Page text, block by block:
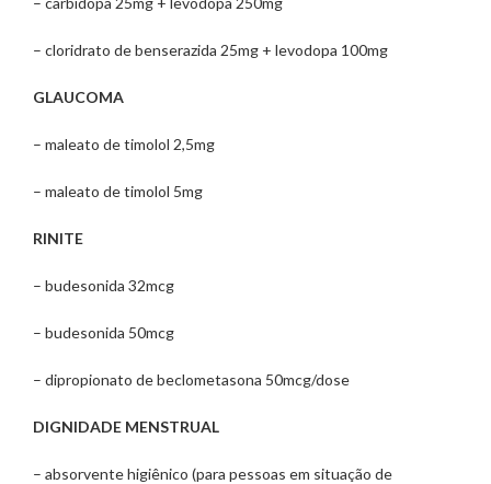
– cloridrato de benserazida 25mg + levodopa 100mg
GLAUCOMA
– maleato de timolol 2,5mg
– maleato de timolol 5mg
RINITE
– budesonida 32mcg
– budesonida 50mcg
– dipropionato de beclometasona 50mcg/dose
DIGNIDADE MENSTRUAL
– absorvente higiênico (para pessoas em situação de